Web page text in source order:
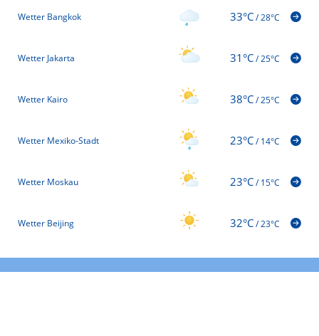
Wetter Bangkok 33°C/28°C
Wetter Jakarta 31°C/25°C
Wetter Kairo 38°C/25°C
Wetter Mexiko-Stadt 23°C/14°C
Wetter Moskau 23°C/15°C
Wetter Beijing 32°C/23°C